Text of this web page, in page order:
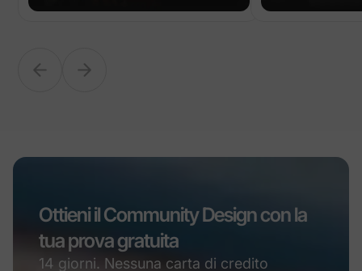
Ottieni il Community Design con la
tua prova gratuita
14 giorni. Nessuna carta di credito